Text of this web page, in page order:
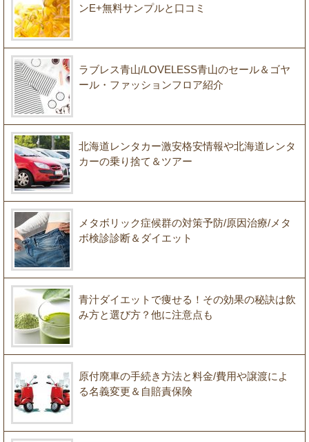
ンE+無料サンプルと口コミ
ラブレス青山/LOVELESS青山のセール＆ゴヤ
ール・ファッションフロア紹介
北海道レンタカー激安格安情報や北海道レンタ
カーの乗り捨て＆ツアー
メタボリック症候群の対策予防/原因治療/メタ
ボ検診診断＆ダイエット
青汁ダイエットで痩せる！その効果の秘訣は飲
み方と選び方？他に注意点も
原付廃車の手続き方法と料金/費用や譲渡によ
る名義変更＆自賠責保険